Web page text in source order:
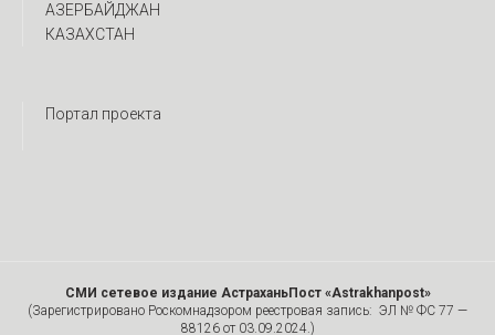
АЗЕРБАЙДЖАН
КАЗАХСТАН
Портал проекта
СМИ сетевое издание АстраханьПост «Astrakhanpost»
(Зарегистрировано Роскомнадзором реестровая запись: ЭЛ № ФС 77 —
88126 от 03.09.2024.)